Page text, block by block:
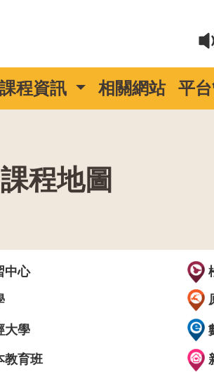
課程資訊 相關網站 平
課程地圖
中心
大學
教育班